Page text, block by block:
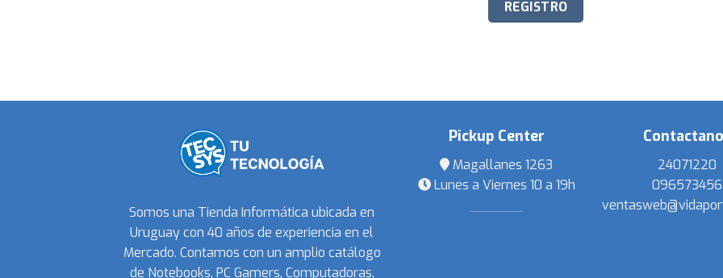
Somos una Tienda Informática ubicada en
Uruguay con 40 años de experiencia en el
Mercado. Contamos con un amplio catálogo
de Notebooks, PC Gamers, Computadoras,
Pickup Center
Magallanes 1263
Lunes a Viernes 10 a 19h
24071220
096573456